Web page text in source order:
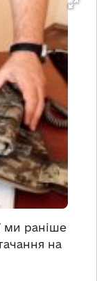
ми раніше
на